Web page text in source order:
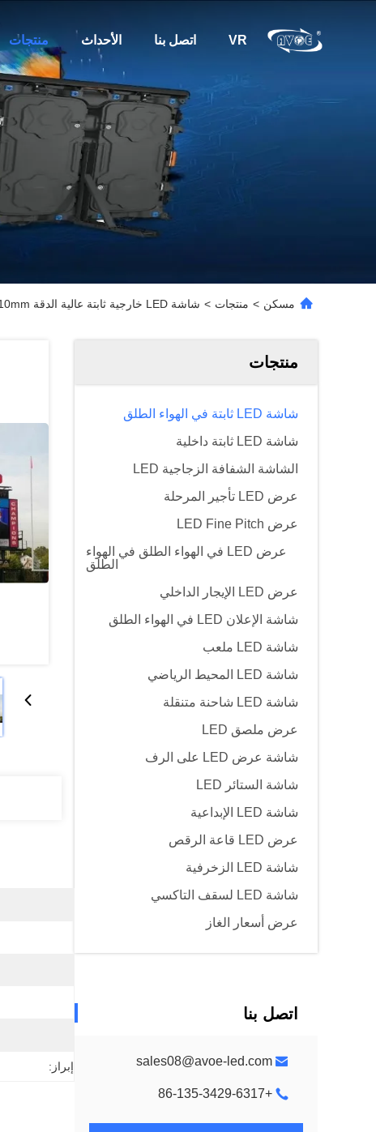
منتجات الأحداث اتصل بنا VR
مسكن > منتجات > شاشة LED خارجية ثابتة عالية الدقة P10mm، وحدة أبعاد 160 * 160 مم، تأثيرات حية
منتجات
شاشة LED ثابتة في الهواء الطلق
شاشة LED ثابتة داخلية
الشاشة الشفافة الزجاجية LED
عرض LED تأجير المرحلة
عرض LED Fine Pitch
عرض LED في الهواء الطلق في الهواء
الطلق
عرض LED الإيجار الداخلي
شاشة الإعلان LED في الهواء الطلق
شاشة LED ملعب
شاشة LED المحيط الرياضي
شاشة LED شاحنة متنقلة
عرض ملصق LED
شاشة عرض LED على الرف
شاشة الستائر LED
شاشة LED الإبداعية
عرض LED قاعة الرقص
شاشة LED الزخرفية
شاشة LED لسقف التاكسي
عرض أسعار الغاز
اتصل بنا
sales08@avoe-led.com
+86-135-3429-6317
إبراز: